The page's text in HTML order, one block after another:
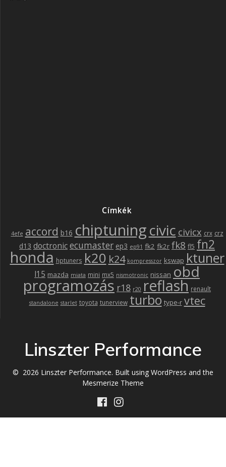
Címkék
4efe accord b16 chiptuningcivic civicx crx crz
d13 doctronicecumaster ep3 ep91 fk2 fk2r fk8 fl5 fn2
honda hptuners k20 k24 kompresszor kswap ktuner
l15 mazda miata mini mx5 nismotronic nissan obd
programozás r18 r20 reflash renault
standalone starlet toyota tunerview turbo type-r vtec
Linszter Performance
© 2026 Linszter Performance. Built using WordPress and the
Mesmerize Theme